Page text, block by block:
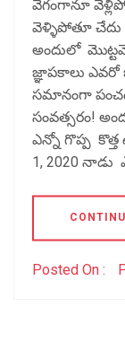
వేగంగానూ
వెళ్ళిపోతూ
అందులో
జ్ఞాపకాలు ఎవరో
సమానంగా
సంవత్సరం!
ఎన్నో గొప్ప
1, 2020
Posted On :